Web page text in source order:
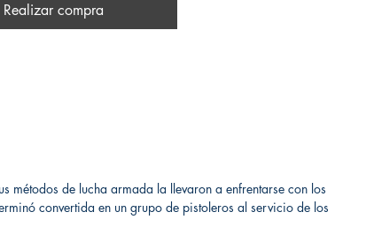
Realizar compra
de lucha armada la llevaron a enfrentarse con los
convertida en un grupo de pistoleros al servicio de los